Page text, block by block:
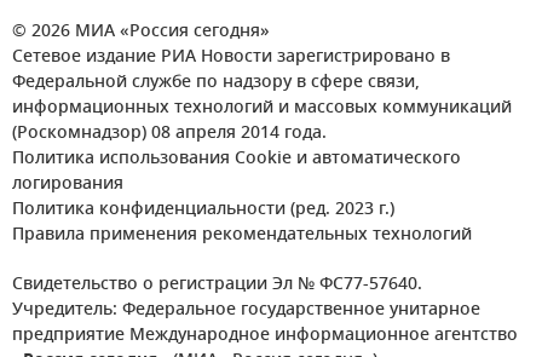
© 2026 МИА «Россия сегодня»
Сетевое издание РИА Новости зарегистрировано в
Федеральной службе по надзору в сфере связи,
информационных технологий и массовых коммуникаций
(Роскомнадзор) 08 апреля 2014 года.
Политика использования Cookie и автоматического
логирования
Политика конфиденциальности (ред. 2023 г.)
Правила применения рекомендательных технологий
Свидетельство о регистрации Эл № ФС77-57640.
Учредитель: Федеральное государственное унитарное
предприятие Международное информационное агентство